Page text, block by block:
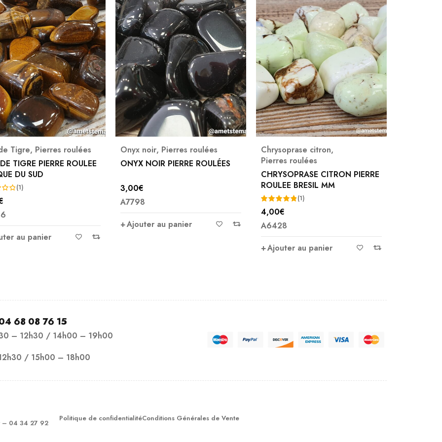
noir,Pierres roulées
NOIR PIERRE ROULÉES
au panier
Chrysoprase citron,
Pierres roulées
ROULEE BRESIL MM
Note5.00
sur 5
4,00€
A6428
Pierres roulées
AGATE BLANCHE PIERRE
ROULEE BRESIL
3,00€
A7605
Ajouter au panier
68 08 76 15
– 12h30 / 14h00 – 19h00
/ 15h00 – 18h00
– 04 34 27 92
Politique de confidentialitéConditions Générales de Vente